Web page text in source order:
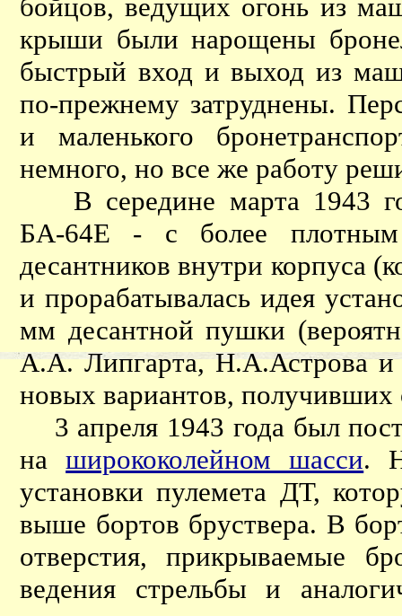
бойцов, ведущих огонь из
крыши были нарощены
быстрый вход и выход из
по-прежнему затруднены.
и маленького
немного, но все же работу
В середине марта 1943
БА-64Е - с более
десантников внутри корпуса
и прорабатывалась идея
мм десантной пушки
А.А. Липгарта, Н.А.Астрова и
новых вариантов, получивших
3 апреля 1943 года был
наширококолейном шасси.
установки пулемета ДТ,
выше бортов бруствера. В
отверстия, прикрываемые
ведения стрельбы и